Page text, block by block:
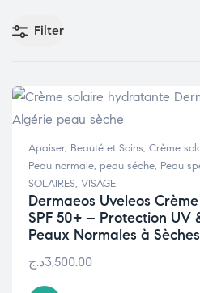
Filter
Apaiser, Beauté et Soins, Crème
Peau normale, peau séche, Peau
SOLAIRES, VISAGE
Dermaeos Uveleos
SPF 50+ – Protection UV
Peaux Normales à Sèches
3,500.00د.ج